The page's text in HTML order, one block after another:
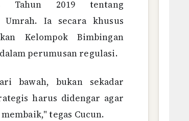
Tahun 2019 tentang
Umrah. Ia secara khusus
Kelompok Bimbingan
perumusan regulasi.
bawah, bukan sekadar
harus didengar agar
tegas Cucun.